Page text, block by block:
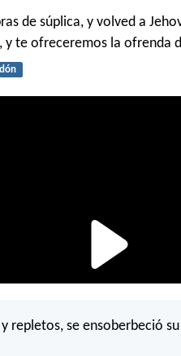
de súplica, y volved a
y te ofreceremos la ofrenda
repletos, se ensoberbeció